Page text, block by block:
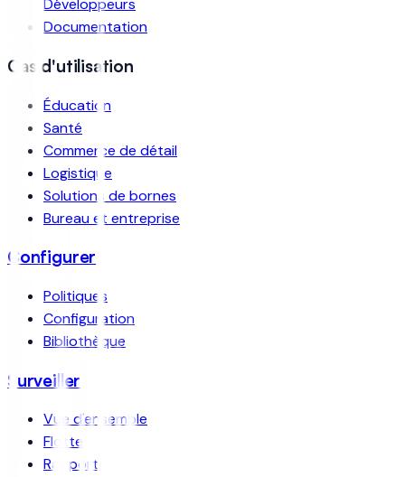
Développeurs
Documentation
Cas d'utilisation
Éducation
Santé
Commerce de détail
Logistique
Solutions de bornes
Bureau et entreprise
Configurer
Politiques
Configuration
Bibliothèque
Surveiller
Vue d'ensemble
Flotte
Rapports